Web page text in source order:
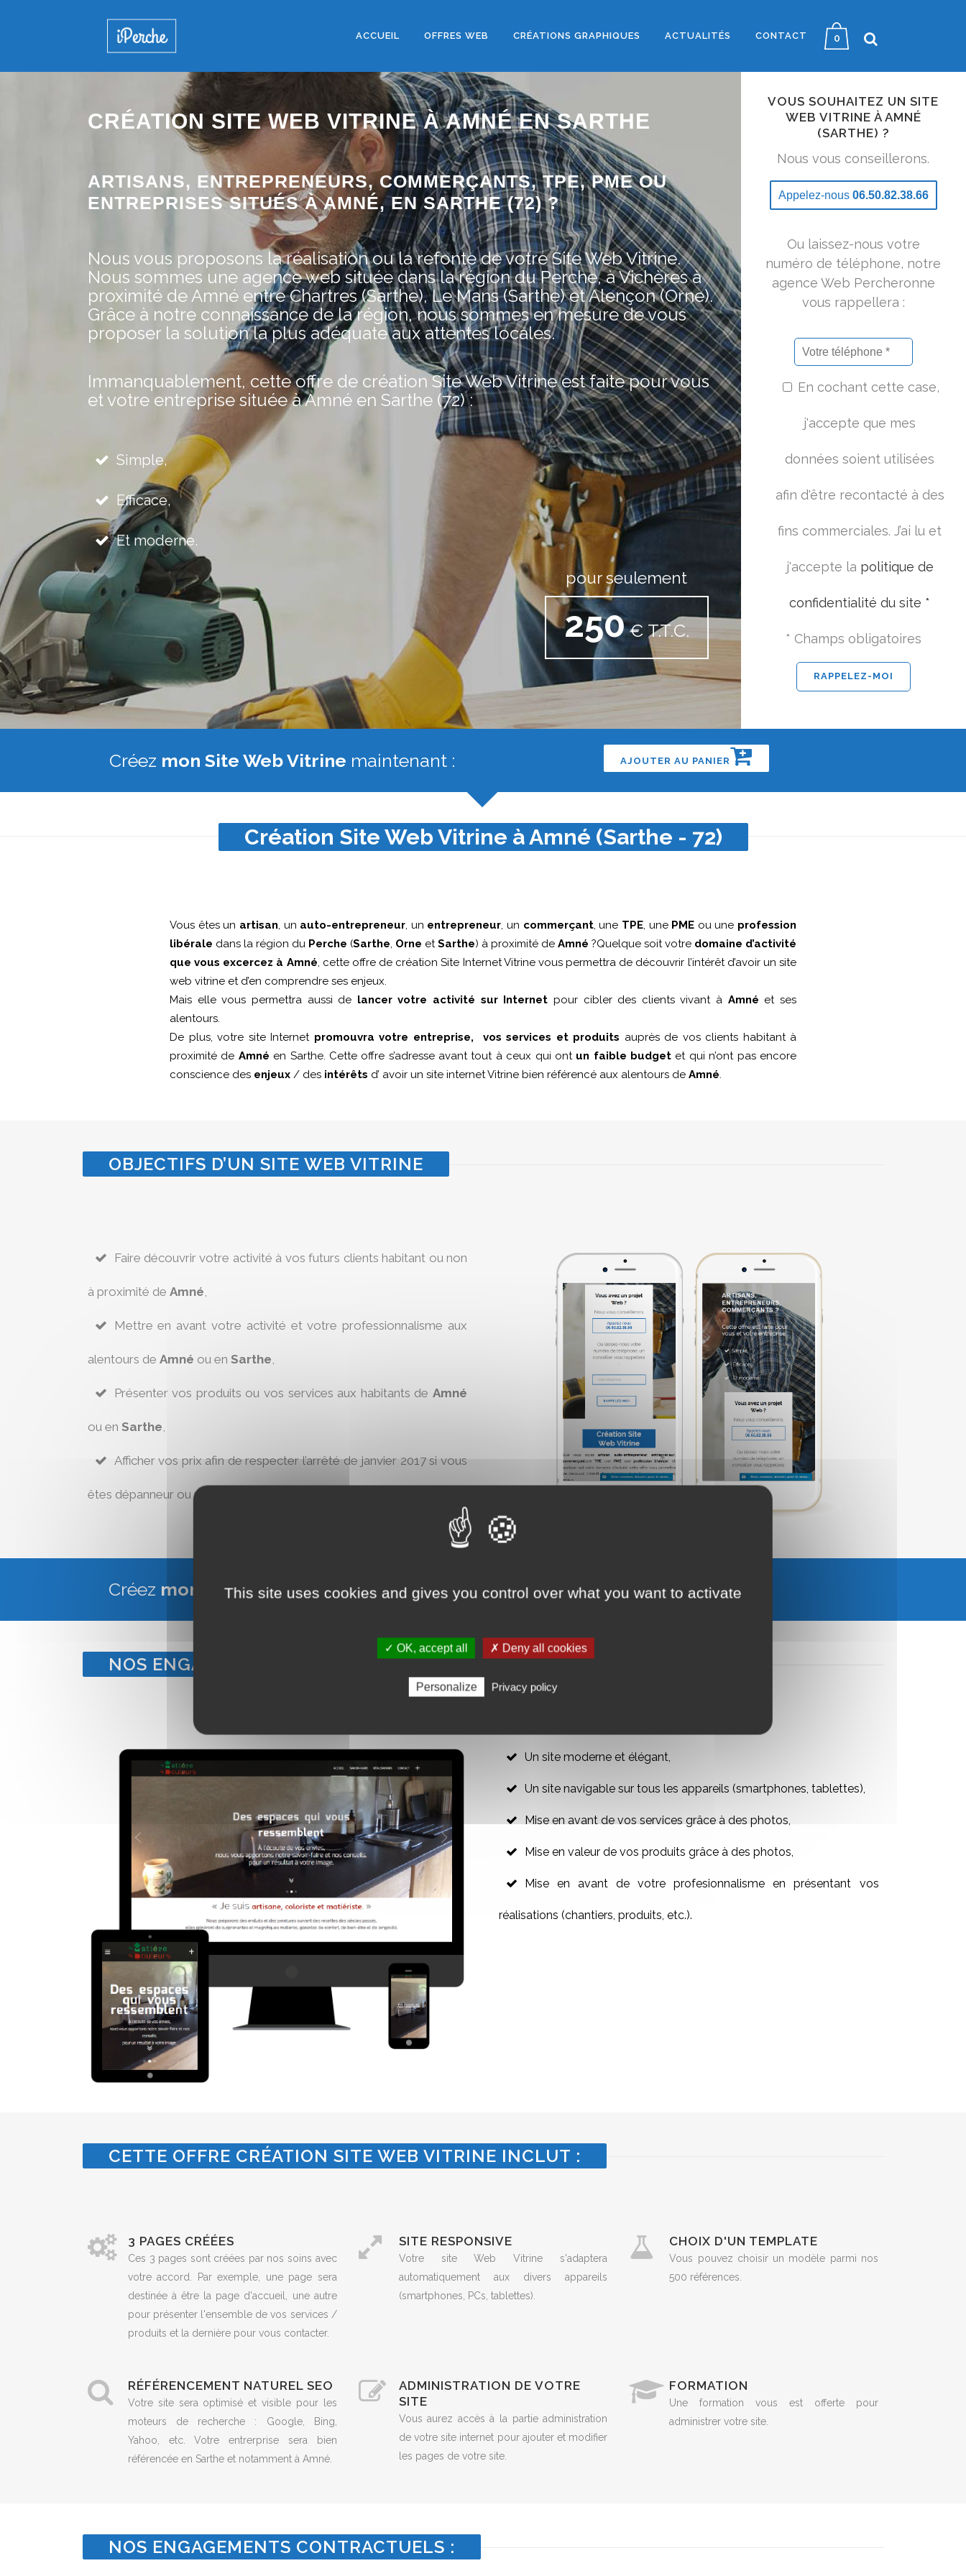
0
ACCUEIL OFFRES WEB CRÉATIONS GRAPHIQUES ACTUALITÉS CONTACT
CRÉATION SITE WEB VITRINE À AMNÉ EN SARTHE
ARTISANS, ENTREPRENEURS, COMMERÇANTS, TPE, PME OU
ENTREPRISES SITUÉS À AMNÉ, EN SARTHE (72) ?
Nous vous proposons la réalisation ou la refonte de votre Site Web Vitrine.
Nous sommes une agence web située dans la région du Perche, à Vichères à
proximité de Amné entre Chartres (Sarthe), Le Mans (Sarthe) et Alençon (Orne).
Grâce à notre connaissance de la région, nous sommes en mesure de vous
proposer la solution la plus adéquate aux attentes locales.
Immanquablement, cette offre de création Site Web Vitrine est faite pour vous
et votre entreprise située à Amné en Sarthe (72) :
Simple,
Efficace,
Et moderne.
pour seulement
250€ T.T.C.
VOUS SOUHAITEZ UN SITE
WEB VITRINE À AMNÉ
(SARTHE) ?
Nous vous conseillerons.
Appelez-nous 06.50.82.38.66
Ou laissez-nous votre
numéro de téléphone, notre
agence Web Percheronne
vous rappellera :
En cochant cette case,
j'accepte que mes
données soient utilisées
afin d'être recontacté à des
fins commerciales. J’ai lu et
j'accepte la politique de
confidentialité du site *
* Champs obligatoires
Créez mon Site Web Vitrine maintenant : AJOUTER AU PANIER
Création Site Web Vitrine à Amné (Sarthe - 72)
Vous êtes un artisan, un auto-entrepreneur, un entrepreneur, un commerçant, une TPE, une PME ou une profession
libérale dans la région du Perche (Sarthe, Orne etSarthe) à proximité de Amné ?Quelque soit votre domaine d’activité
que vous excercez à Amné, cette offre de création Site Internet Vitrine vous permettra de découvrir l’intérêt d’avoir un site
web vitrine et d’en comprendre ses enjeux.
Mais elle vous permettra aussi de lancer votre activité sur Internet pour cibler des clients vivant à Amné et ses
alentours.
De plus, votre site Internet promouvra votre entreprise, vos services et produits auprès de vos clients habitant à
proximité de Amné en Sarthe. Cette offre s’adresse avant tout à ceux qui ont un faible budget et qui n’ont pas encore
conscience des enjeux / des intérêts d’ avoir un site internet Vitrine bien référencé aux alentours de Amné.
OBJECTIFS D’UN SITE WEB VITRINE
Faire découvrir votre activité à vos futurs clients habitant ou non
à proximité de Amné
Mettre en avant votre activité et votre professionnalisme aux
alentours de Amné ou en Sarthe
Présenter vos produits ou vos services aux habitants de Amné
ou en Sarthe
Afficher vos prix afin de respecter l’arrêté de janvier 2017 si vous
êtes dépanneur ou réparateur à
Créez mon site Web Vitrinemaintenant : AJOUTER AU PANIER
NOS ENGAGEMENTS POUR VOTRE SITE WEB VITRINE
Un site moderne et élégant,
Un site navigable sur tous les appareils (smartphones, tablettes),
Mise en avant de vos services grâce à des photos,
Mise en valeur de vos produits grâce à des photos,
Mise en avant de votre profesionnalisme en présentant vos
réalisations (chantiers, produits, etc.).
CETTE OFFRE CRÉATION SITE WEB VITRINE INCLUT :
3 PAGES CRÉÉES
Ces 3 pages sont créées par nos soins avec
votre accord. Par exemple, une page sera
destinée à être la page d'accueil, une autre
pour présenter l'ensemble de vos services /
produits et la dernière pour vous contacter.
SITE RESPONSIVE
Votre site Web Vitrine s'adaptera
automatiquement aux divers appareils
(smartphones, PCs, tablettes).
CHOIX D'UN TEMPLATE
Vous pouvez choisir un modèle parmi nos
500 références.
RÉFÉRENCEMENT NATUREL SEO
Votre site sera optimisé et visible pour les
moteurs de recherche : Google, Bing,
Yahoo, etc. Votre entrerprise sera bien
référencée en Sarthe et notamment à Amné.
ADMINISTRATION DE VOTRE
SITE
Vous aurez accès à la partie administration
de votre site internet pour ajouter et modifier
les pages de votre site.
FORMATION
Une formation vous est offerte pour
administrer votre site.
NOS ENGAGEMENTS CONTRACTUELS :
This site uses cookies and gives you control over what you want to activate
✓ OK, accept all ✗ Deny all cookies
Personalize Privacy policy